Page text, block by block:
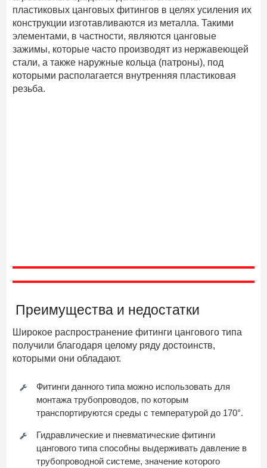
пластиковых цанговых фитингов в целях усиления их
конструкции изготавливаются из металла. Такими
элементами, в частности, являются цанговые
зажимы, которые часто производят из нержавеющей
стали, а также наружные кольца (патроны), под
которыми располагается внутренняя пластиковая
резьба.
Преимущества и недостатки
Широкое распространение фитинги цангового типа
получили благодаря целому ряду достоинств,
которыми они обладают.
Фитинги данного типа можно использовать для
монтажа трубопроводов, по которым
транспортируются среды с температурой до 170°.
Гидравлические и пневматические фитинги
цангового типа способны выдерживать давление в
трубопроводной системе, значение которого